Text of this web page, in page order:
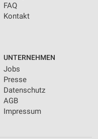
FAQ
Kontakt
UNTERNEHMEN
Jobs
Presse
Datenschutz
AGB
Impressum